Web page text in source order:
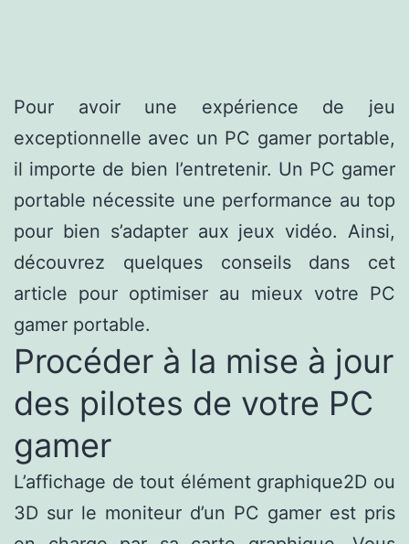
Pour avoir une expérience de jeu
exceptionnelle avec un PC gamer portable,
il importe de bien l’entretenir. Un PC gamer
portable nécessite une performance au top
pour bien s’adapter aux jeux vidéo. Ainsi,
découvrez quelques conseils dans cet
article pour optimiser au mieux votre PC
gamer portable.
Procéder à la mise à jour
des pilotes de votre PC
gamer
L’affichage de tout élément graphique2D ou
3D sur le moniteur d’un PC gamer est pris